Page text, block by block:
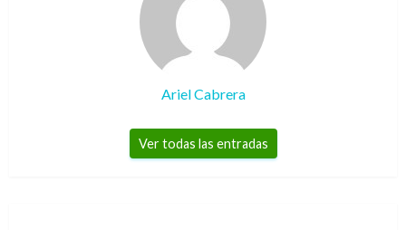
Ariel Cabrera
Ver todas las entradas